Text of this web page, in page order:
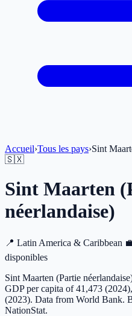
Accueil›Tous les pays›Sint
🇸🇽
Sint Maarten
néerlandaise)
📍 Latin America & Caribbean
disponibles
Sint Maarten (Partie
GDP per capita of 41,473
(2023). Data from World Bank.
NationStat.